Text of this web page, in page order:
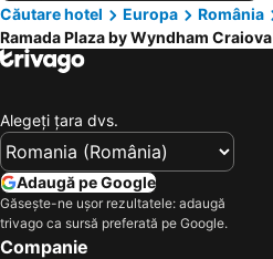
Căutare hotel
Europa România
Ramada Plaza by Wyndham Craiova
Alegeţi ţara dvs.
Adaugă pe Google
Găsește-ne ușor rezultatele: adaugă
trivago ca sursă preferată pe Google.
Companie